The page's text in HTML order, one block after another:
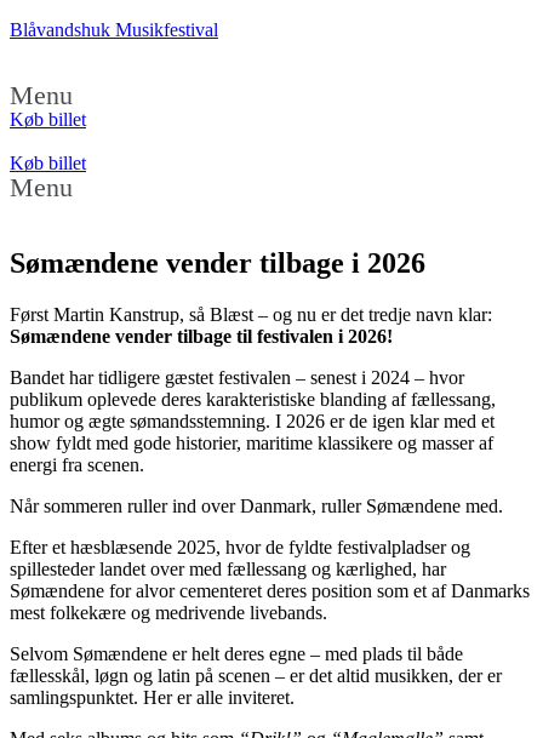
Blåvandshuk Musikfestival
Menu
Køb billet
Køb billet
Menu
Sømændene vender tilbage i 2026
Først Martin Kanstrup, så Blæst – og nu er det tredje navn klar:
Sømændene vender tilbage til festivalen i 2026!
Bandet har tidligere gæstet festivalen – senest i 2024 – hvor
publikum oplevede deres karakteristiske blanding af fællessang,
humor og ægte sømandsstemning. I 2026 er de igen klar med et
show fyldt med gode historier, maritime klassikere og masser af
energi fra scenen.
Når sommeren ruller ind over Danmark, ruller Sømændene med.
Efter et hæsblæsende 2025, hvor de fyldte festivalpladser og
spillesteder landet over med fællessang og kærlighed, har
Sømændene for alvor cementeret deres position som et af Danmarks
mest folkekære og medrivende livebands.
Selvom Sømændene er helt deres egne – med plads til både
fællesskål, løgn og latin på scenen – er det altid musikken, der er
samlingspunktet. Her er alle inviteret.